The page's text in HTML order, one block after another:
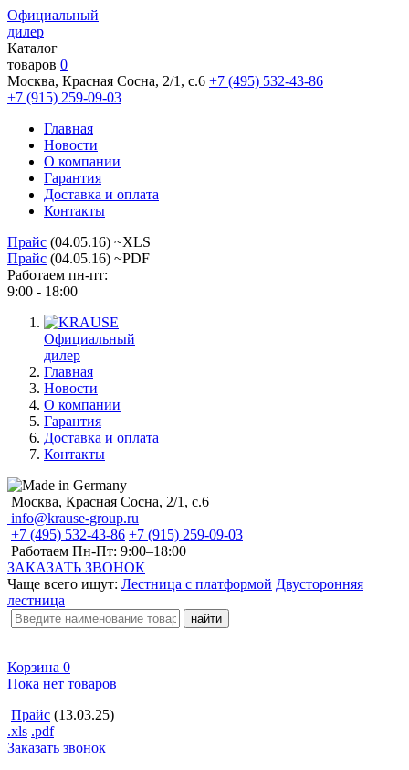
Официальный
дилер
Каталог
товаров 0
Москва, Красная Сосна, 2/1, с.6 +7 (495) 532-43-86
+7 (915) 259-09-03
Главная
Новости
О компании
Гарантия
Доставка и оплата
Контакты
Прайс (04.05.16) ~XLS
Прайс (04.05.16) ~PDF
Работаем пн-пт:
9:00 - 18:00
Официальный
дилер
Главная
Новости
О компании
Гарантия
Доставка и оплата
Контакты
Москва, Красная Сосна, 2/1, с.6
info@krause-group.ru
+7 (495) 532-43-86 +7 (915) 259-09-03
Работаем Пн-Пт: 9:00–18:00
ЗАКАЗАТЬ ЗВОНОК
Чаще всего ищут: Лестница с платформой Двусторонняя
лестница
Корзина 0
Пока нет товаров
Прайс (13.03.25)
.xls .pdf
Заказать звонок